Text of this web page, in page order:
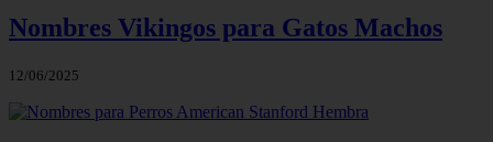
Nombres Vikingos para Gatos Machos
12/06/2025